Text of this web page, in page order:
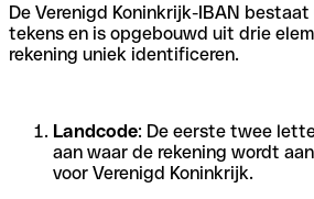
De Verenigd Koninkrijk-IBAN
tekens en is opgebouwd uit drie
rekening uniek identificeren.
Landcode: De eerste twee
aan waar de rekening wordt
voor Verenigd Koninkrijk.